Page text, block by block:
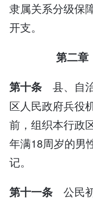
隶属关系分级保
开支。
第二
第十条县、自
区人民政府兵役
前，组织本行政
年满18周岁的男
记。
第十一条公民